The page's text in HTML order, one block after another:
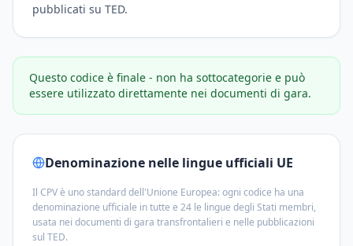
pubblicati su TED.
Questo codice è finale - non ha sottocategorie e può
essere utilizzato direttamente nei documenti di gara.
Denominazione nelle lingue ufficiali UE
Il CPV è uno standard dell'Unione Europea: ogni codice ha una
denominazione ufficiale in tutte e 24 le lingue degli Stati membri,
usata nei documenti di gara transfrontalieri e nelle pubblicazioni
sul TED.